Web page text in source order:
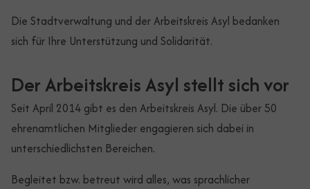
Die Stadtverwaltung und der Arbeitskreis Asyl bedanken
sich für Ihre Unterstützung und Solidarität.
Der Arbeitskreis Asyl stellt sich vor
Seit April 2014 gibt es den Arbeitskreis Asyl. Die über 50
ehrenamtlichen Mitglieder engagieren sich dabei in
unterschiedlichsten Bereichen.
Begleitet bzw. betreut wird alles, was sprachlicher